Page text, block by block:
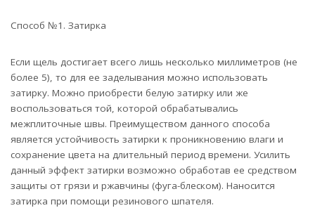
Способ №1. Затирка
Если щель достигает всего лишь несколько миллиметров (не
более 5), то для ее заделывания можно использовать
затирку. Можно приобрести белую затирку или же
воспользоваться той, которой обрабатывались
межплиточные швы. Преимуществом данного способа
является устойчивость затирки к проникновению влаги и
сохранение цвета на длительный период времени. Усилить
данный эффект затирки возможно обработав ее средством
защиты от грязи и ржавчины (фуга-блеском). Наносится
затирка при помощи резинового шпателя.